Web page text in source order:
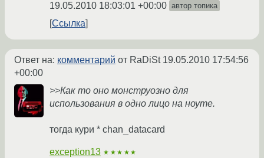
19.05.2010 18:03:01 +00:00 автор топика
Ссылка
Ответ на: комментарий от RaDiSt 19.05.2010 17:54:56
+00:00
>>Как то оно монструозно для
использования в одно лицо на ноуте.
тогда кури * chan_datacard
exception13 ★★★★★